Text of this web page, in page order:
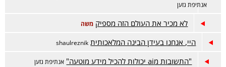
אנתיפת גזען
לא מכיר את העולם הזה מספיק משה
היי, אנחנו בעידן הבינה המלאכותית shaulreznik
"התשובות מai יכולות להכיל מידע מוטעה" אנתיפת גזען